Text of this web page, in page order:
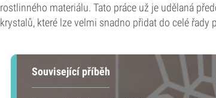
rostlinného materiálu. Tato práce už je udělaná
krystalů, které lze velmi snadno přidat do celé řady
Související příběh